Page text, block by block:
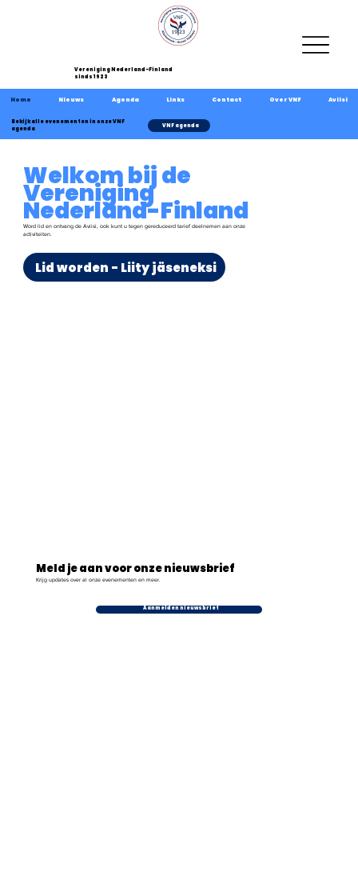
Vereniging Nederland-Finland
sinds 1923
Welkom bij de
Vereniging
Nederland-Finland
Word lid en ontvang de Aviisi, ook kunt u tegen gereduceerd tarief deelnemen aan onze
activiteiten.
Lid worden - Liity jäseneksi
Bekijk alle evenementen in onze VNF
agenda
VNF agenda
Meld je aan voor onze nieuwsbrief
Krijg updates over al onze evenementen en meer.
Aanmelden nieuwsbrief
Home Nieuws Agenda Links Contact Over VNF Aviisi